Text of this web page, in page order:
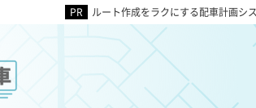
ルート作成をラクにする配車計画シ